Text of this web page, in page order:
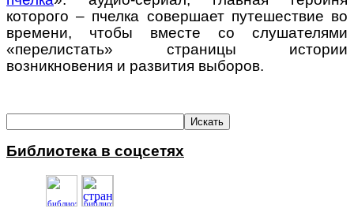
которого – пчелка совершает путешествие во
времени, чтобы вместе со слушателями
«перелистать» страницы истории
возникновения и развития выборов.
Библиотека в соцсетях